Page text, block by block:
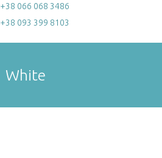
+38 066 068 3486
+38 093 399 8103
White